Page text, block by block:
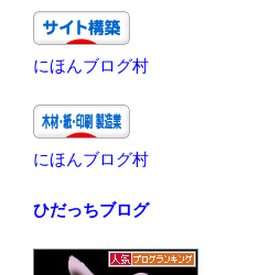
にほんブログ村
にほんブログ村
ひだっちブログ